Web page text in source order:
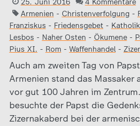
25. Juni 2016 4 Kommentare
Armenien - Christenverfolgung -
Franziskus - Friedensgebet -
Lesbos - Naher Osten - Ökumene-
Pius XI. - Rom - Waffenhandel-
Auch am zweiten Tag von
Armenien stand das Massaker
vor gut 100 Jahren im
besuchte der Papst die
Zizernakaberd bei der